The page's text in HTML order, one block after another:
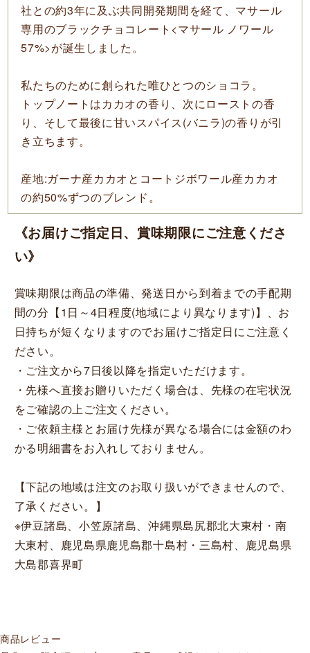
社との約3年に及ぶ共同開発期間を経て、マサール
専用のブラックチョコレート <マサール ノワール
57%>が誕生しました。
私たちのために創られた唯ひとつのショコラ。
トップノートはカカオの香り、次にローストの香
り、そして最後に甘いスパイス(バニラ)の香りが引
き立ちます。
産地:ガーナ産カカオとコートジボワール産カカオ
の約50%ずつのブレンド。
《お届けご指定日、賞味期限にご注意くださ
い》
賞味期限は商品の準備、発送日から到着までの手配期
間の分【1日～4日程度(地域により異なります)】、お
日持ちが短くなりますのでお届けご指定日にご注意く
ださい。
・ご注文から7日後以降を指定いただけます。
・先様へ直接お贈りいただく場合は、先様の在宅状況
をご確認の上ご注文ください。
・ご依頼主様とお届け先様が異なる場合には金額のわ
かる明細書をお入れしておりません。
【下記の地域は注文のお取り扱いができませんので、
了承ください。】
※伊豆諸島、小笠原諸島、沖縄県島尻郡北大東村・南
大東村、鹿児島県鹿児島郡十島村・三島村、鹿児島県
大島郡喜界町
商品レビュー